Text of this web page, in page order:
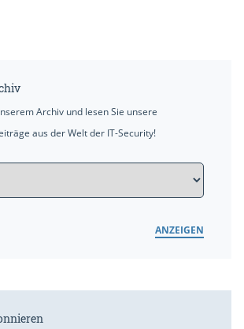
Archiv und lesen Sie unsere
aus der Welt der IT-Security!
ANZEIGEN